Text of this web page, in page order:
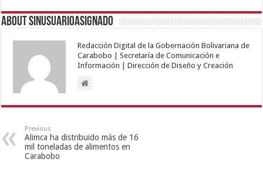
About sinusuarioasignado
Redacción Digital de la Gobernación Bolivariana de
Carabobo | Secretaría de Comunicación e
Información | Dirección de Diseño y Creación
Previous
Alimca ha distribuido más de 16
mil toneladas de alimentos en
Carabobo